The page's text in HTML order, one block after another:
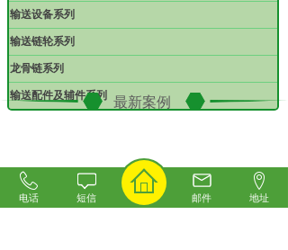
输送设备系列
输送链轮系列
龙骨链系列
输送配件及辅件系列 最新案例
电话 短信 邮件 地址